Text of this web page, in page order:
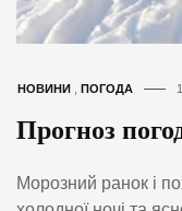
НОВИНИ ПОГОДА
Прогноз
Морозний ранок і